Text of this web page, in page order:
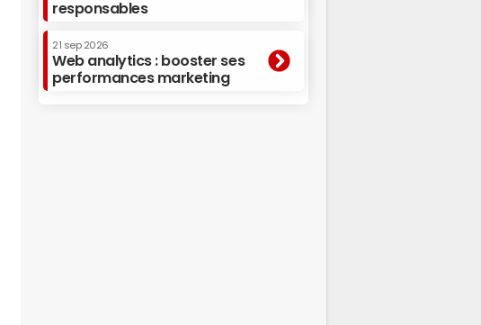
responsables
21 sep 2026
Web analytics : booster ses
performances marketing